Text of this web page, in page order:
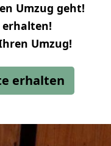
Umzug geht!
erhalten!
Umzug!
erhalten